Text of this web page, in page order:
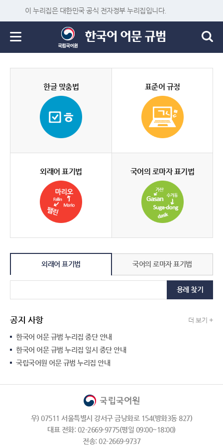
이 누리집은 대한민국 공식 전자정부 누리집입니다.
한글 맞춤법 표준어 규정
외래어 표기법 국어의 로마자 표기법
외래어 표기법 국어의 로마자 표기법
용례 찾기
공지 사항 더 보기 +
한국어 어문 규범 누리집 중단 안내
한국어 어문 규범 누리집 일시 중단 안내
국립국어원 어문 규범 누리집 안내
우) 07511 서울특별시 강서구 금낭화로 154(방화3동 827)
대표 전화: 02-2669-9775(평일 09:00~18:00)
전송: 02-2669-9737